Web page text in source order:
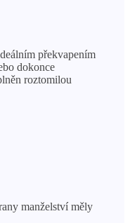
překvapením
dokonce
roztomilou
manželství měly